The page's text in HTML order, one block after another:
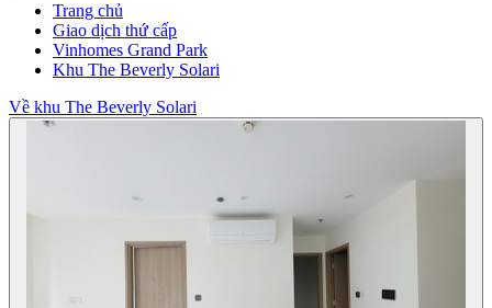
Trang chủ
Giao dịch thứ cấp
Vinhomes Grand Park
Khu The Beverly Solari
Về khu The Beverly Solari